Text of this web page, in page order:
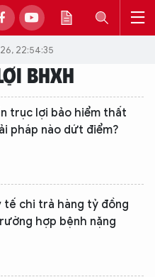
22:54:35
BHXH
trục lợi bảo hiểm thất
pháp nào dứt điểm?
tế chi trả hàng tỷ đồng
hợp bệnh nặng